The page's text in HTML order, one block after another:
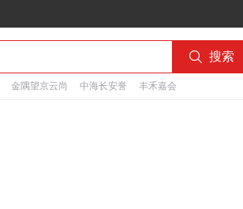
 搜索
金隅望京云尚 中海长安誉 丰禾嘉会